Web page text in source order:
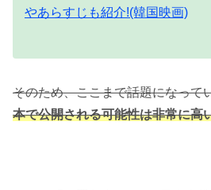
やあらすじも紹介!(韓国映画)
そのため、ここまで話題になって
本で公開される可能性は非常に高